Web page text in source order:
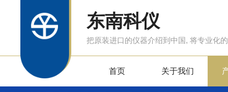
东南科仪
把原装进口的仪器介绍到中国, 将专业化
首页 关于我们